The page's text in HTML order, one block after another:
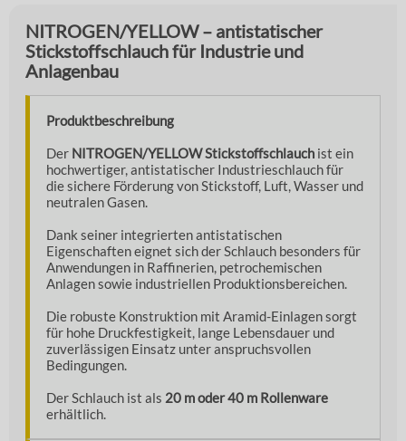
NITROGEN/YELLOW – antistatischer
Stickstoffschlauch für Industrie und
Anlagenbau
Produktbeschreibung
Der NITROGEN/YELLOW Stickstoffschlauch ist ein
hochwertiger, antistatischer Industrieschlauch für
die sichere Förderung von Stickstoff, Luft, Wasser und
neutralen Gasen.
Dank seiner integrierten antistatischen
Eigenschaften eignet sich der Schlauch besonders für
Anwendungen in Raffinerien, petrochemischen
Anlagen sowie industriellen Produktionsbereichen.
Die robuste Konstruktion mit Aramid-Einlagen sorgt
für hohe Druckfestigkeit, lange Lebensdauer und
zuverlässigen Einsatz unter anspruchsvollen
Bedingungen.
Der Schlauch ist als 20 m oder 40 m Rollenware
erhältlich.